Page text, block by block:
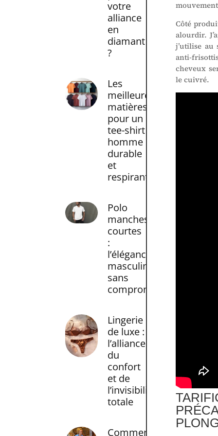
votre
alliance
en
diamant
?
Les
meilleures
matières
pour un
tee-shirt
homme
durable
et
respirant
Polo
manches
courtes
:
l’élégance
masculine
sans
compromis
Lingerie
de luxe :
l’alliance
du
confort
et de
l’invisibilité
totale
Comment
Côté
alourdir.
j’utilise
anti-
cheveux
le cuivré.